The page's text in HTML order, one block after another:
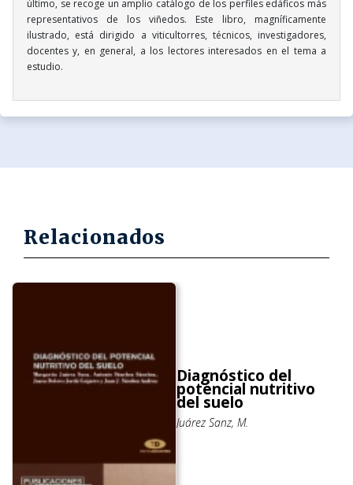
último, se recoge un amplio catálogo de los perfiles edáficos más
representativos de los viñedos. Este libro, magníficamente
ilustrado, está dirigido a viticultorres, técnicos, investigadores,
docentes y, en general, a los lectores interesados en el tema a
estudio.
Relacionados
Diagnóstico del
potencial nutritivo
del suelo
Juárez Sanz, M.